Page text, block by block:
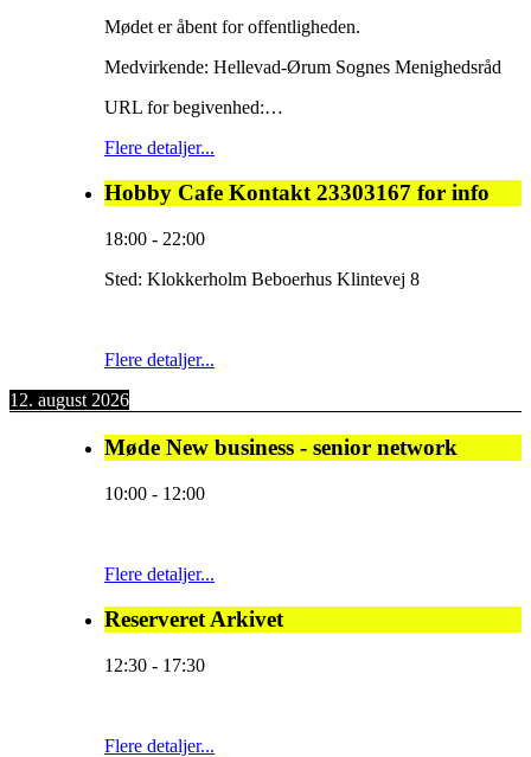
Mødet er åbent for offentligheden.
Medvirkende: Hellevad-Ørum Sognes Menighedsråd
URL for begivenhed:…
Flere detaljer...
Hobby Cafe Kontakt 23303167 for info
18:00 - 22:00
Sted: Klokkerholm Beboerhus Klintevej 8
Flere detaljer...
12. august 2026
Møde New business - senior network
10:00 - 12:00
Flere detaljer...
Reserveret Arkivet
12:30 - 17:30
Flere detaljer...